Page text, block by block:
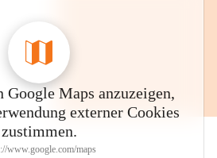
Maps anzuzeigen,
externer Cookies
zustimmen.
www.google.com/maps